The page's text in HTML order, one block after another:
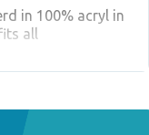
in 100% acryl in
all